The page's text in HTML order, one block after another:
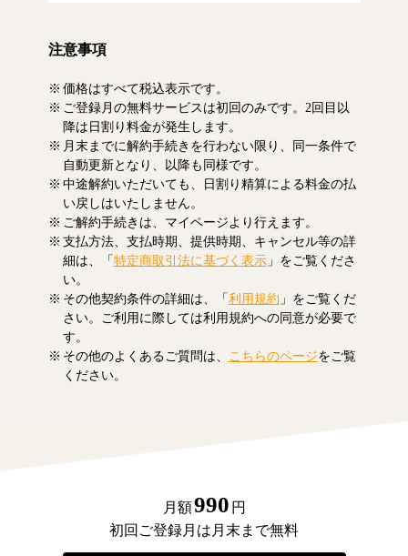
事をお読みいただけます。なお、日割り清算
注意事項
価格はすべて税込表示です。
ご登録月の無料サービスは初回のみです。2回目以
降は日割り料金が発生します。
月末までに解約手続きを行わない限り、同一条件で
自動更新となり、以降も同様です。
中途解約いただいても、日割り精算による料金の払
い戻しはいたしません。
ご解約手続きは、マイページより行えます。
支払方法、支払時期、提供時期、キャンセル等の詳
細は、「特定商取引法に基づく表示」をご覧くださ
い。
その他契約条件の詳細は、「利用規約 」をご覧くだ
さい。ご利用に際しては利用規約への同意が必要で
す。
その他のよくあるご質問は、
こちらのページをご覧
ください。
月額990 円
初回ご登録月は月末まで無料